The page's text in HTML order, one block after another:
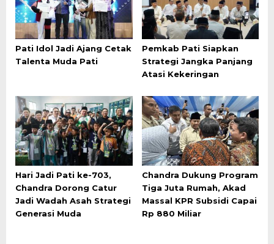
Pati Idol Jadi Ajang Cetak
Talenta Muda Pati
Pemkab Pati Siapkan
Strategi Jangka Panjang
Atasi Kekeringan
Hari Jadi Pati ke-703,
Chandra Dorong Catur
Jadi Wadah Asah Strategi
Generasi Muda
Chandra Dukung Program
Tiga Juta Rumah, Akad
Massal KPR Subsidi Capai
Rp 880 Miliar